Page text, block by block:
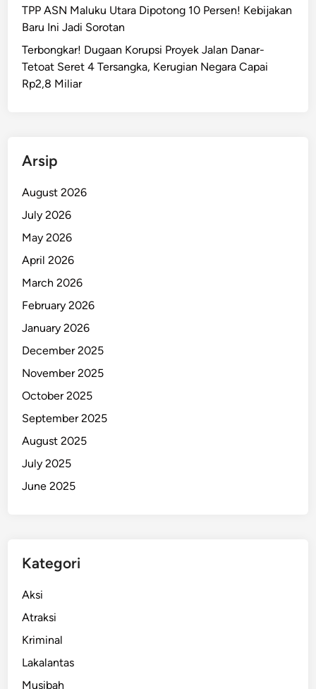
TPP ASN Maluku Utara Dipotong 10 Persen! Kebijakan
Baru Ini Jadi Sorotan
Terbongkar! Dugaan Korupsi Proyek Jalan Danar-
Tetoat Seret 4 Tersangka, Kerugian Negara Capai
Rp2,8 Miliar
Arsip
August 2026
July 2026
May 2026
April 2026
March 2026
February 2026
January 2026
December 2025
November 2025
October 2025
September 2025
August 2025
July 2025
June 2025
Kategori
Aksi
Atraksi
Kriminal
Lakalantas
Musibah